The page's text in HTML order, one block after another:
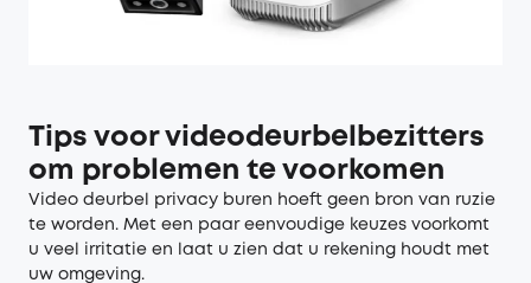
Tips voor videodeurbelbezitters
om problemen te voorkomen
Video deurbel privacy buren hoeft geen bron van ruzie
te worden. Met een paar eenvoudige keuzes voorkomt
u veel irritatie en laat u zien dat u rekening houdt met
uw omgeving.